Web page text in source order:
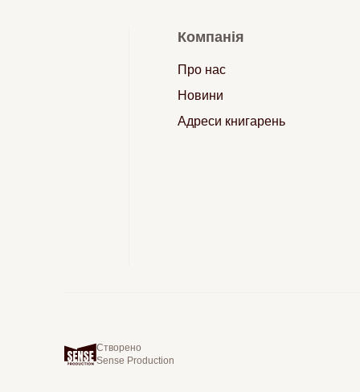
Компанія
Про нас
Новини
Адреси книгарень
Створено
Sense Production